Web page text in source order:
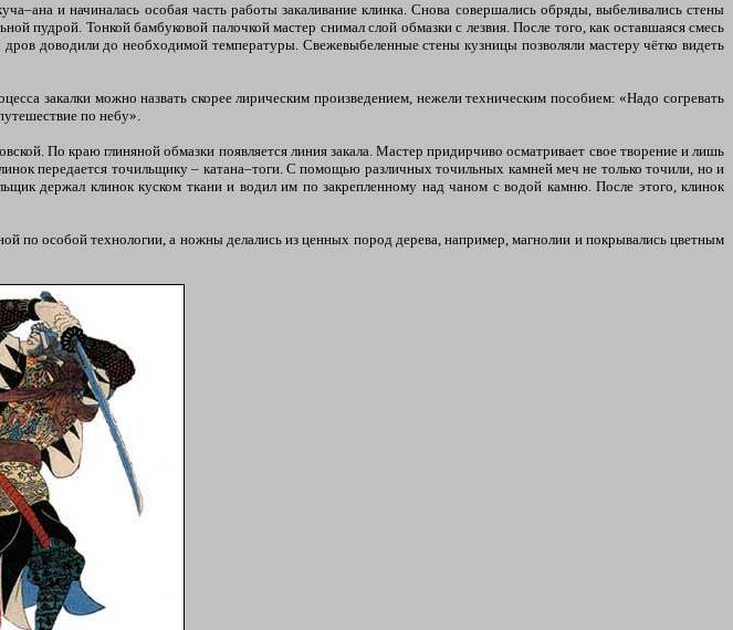
и начиналась особая часть работы закаливание клинка. Снова совершались обряды, выбеливались стены
пудрой. Тонкой бамбуковой палочкой мастер снимал слой обмазки с лезвия. После того, как оставшаяся смесь
доводили до необходимой температуры. Свежевыбеленные стены кузницы позволяли мастеру чётко видеть
закалки можно назвать скорее лирическим произведением, нежели техническим пособием: «Надо согревать
по небу».
По краю глиняной обмазки появляется линия закала. Мастер придирчиво осматривает свое творение и лишь
передается точильщику – катана–тоги. С помощью различных точильных камней меч не только точили, но и
держал клинок куском ткани и водил им по закрепленному над чаном с водой камню. После этого, клинок
по особой технологии, а ножны делались из ценных пород дерева, например, магнолии и покрывались цветным